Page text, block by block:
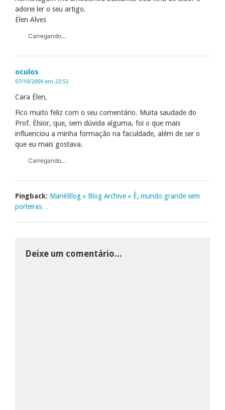
adorei ler o seu artigo.
Élen Alves
Carregando...
oculos
07/10/2009 em 22:52
Cara Élen,
Fico muito feliz com o seu comentário. Muita saudade do
Prof. Élsior, que, sem dúvida alguma, foi o que mais
influenciou a minha formação na faculdade, além de ser o
que eu mais gostava.
Carregando...
Pingback: ManéBlog » Blog Archive » Ê, mundo grande sem
porteiras…
Deixe um comentário...